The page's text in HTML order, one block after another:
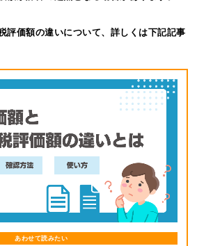
評価額の違いについて、詳しくは下記記事
あわせて読みたい